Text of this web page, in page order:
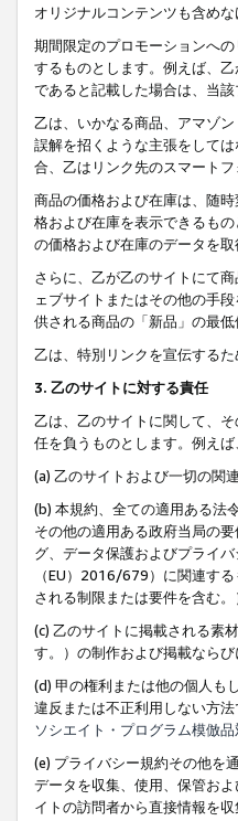
オリジナルコンテンツも含めな
期間限定のプロモーションへ
するものとします。例えば、
であると記載した場合は、当
乙は、いかなる商品、アマゾ
誤解を招くような主張をして
合、乙はリンク先のスマート
商品の価格および在庫は、随
格および在庫を表示できるも
の価格および在庫のデータを取
さらに、乙が乙のサイトにて
ェブサイトまたはその他の手
供される商品の「新品」の最
乙は、特別リンクを宣伝する
3. 乙のサイトに対する責任
乙は、乙のサイトに関して、
任を負うものとします。例え
(a) 乙のサイトおよび一切の関
(b) 本規約、全ての適用ある法
その他の適用ある政府当局の
グ、データ保護およびプライ
（EU）2016/679）に関連す
される制限または要件を含む
(c) 乙のサイトに掲載される素
す。）の制作および掲載なら
(d) 甲の権利または他の個人も
違反または不正利用しない方
ソシエイト・プログラム模倣
(e) プライバシー規約その他を
データを収集、使用、保管お
イトの訪問者から直接情報を